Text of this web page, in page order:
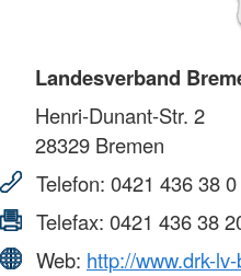
Landesverband
Henri-Dunant-Str. 2
28329 Bremen
Telefon: 0421 436 38 0
Telefax: 0421 436 38
Web: http://www.drk-